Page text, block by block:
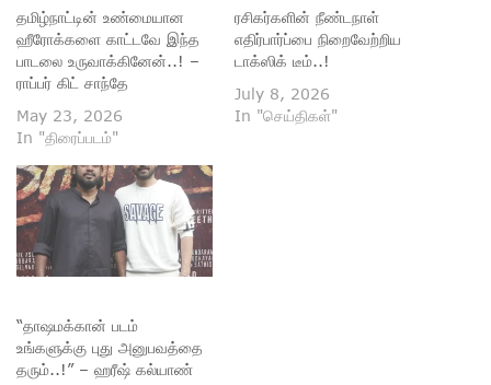
தமிழ்நாட்டின் உண்மையான
ஹீரோக்களை காட்டவே இந்த
பாடலை உருவாக்கினேன்..! –
ராப்பர் கிட் சாந்தே
May 23, 2026
In "திரைப்படம்"
ரசிகர்களின் நீண்டநாள்
எதிர்பார்ப்பை நிறைவேற்றிய
டாக்ஸிக் டீம்..!
July 8, 2026
In "செய்திகள்"
“தாஷமக்கான் படம்
உங்களுக்கு புது அனுபவத்தை
தரும்..!” – ஹரீஷ் கல்யாண்